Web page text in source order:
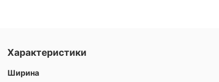
Характеристики
Ширина